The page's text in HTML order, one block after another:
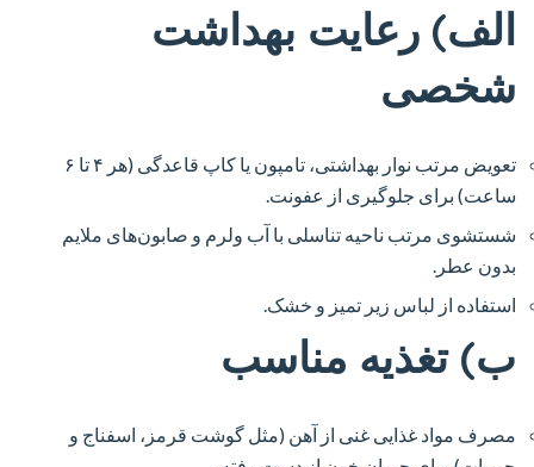
الف) رعایت بهداشت
شخصی
تعویض مرتب نوار بهداشتی، تامپون یا کاپ قاعدگی (هر ۴ تا ۶
ساعت) برای جلوگیری از عفونت.
شستشوی مرتب ناحیه تناسلی با آب ولرم و صابون‌های ملایم
بدون عطر.
استفاده از لباس زیر تمیز و خشک.
ب) تغذیه مناسب
مصرف مواد غذایی غنی از آهن (مثل گوشت قرمز، اسفناج و